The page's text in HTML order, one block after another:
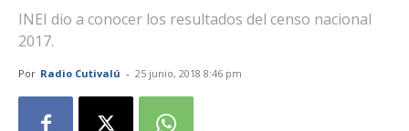
INEI dio a conocer los resultados del censo nacional
2017.
Por Radio Cutivalú - 25 junio, 2018 8:46 pm